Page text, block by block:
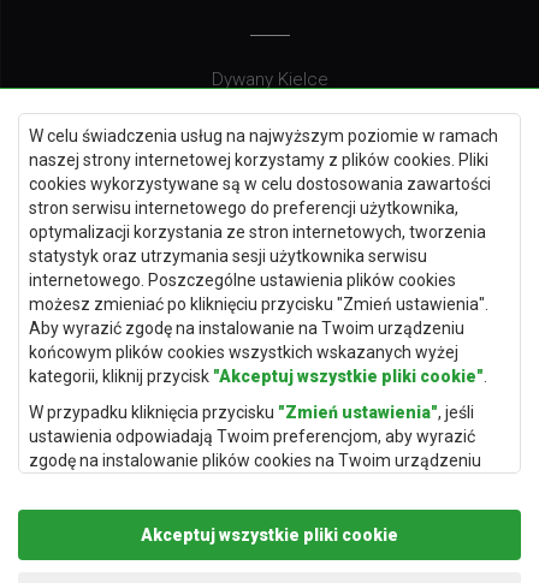
W celu świadczenia usług na najwyższym poziomie w ramach
naszej strony internetowej korzystamy z plików cookies. Pliki
cookies wykorzystywane są w celu dostosowania zawartości
stron serwisu internetowego do preferencji użytkownika,
optymalizacji korzystania ze stron internetowych, tworzenia
statystyk oraz utrzymania sesji użytkownika serwisu
internetowego. Poszczególne ustawienia plików cookies
możesz zmieniać po kliknięciu przycisku "Zmień ustawienia".
Aby wyrazić zgodę na instalowanie na Twoim urządzeniu
końcowym plików cookies wszystkich wskazanych wyżej
kategorii, kliknij przycisk "Akceptuj wszystkie pliki cookie"
W przypadku kliknięcia przycisku "Zmień ustawienia", jeśli
ustawienia odpowiadają Twoim preferencjom, aby wyrazić
zgodę na instalowanie plików cookies na Twoim urządzeniu
"Zapisz i zaakceptuj".
Podstawą przetwarzania danych osobowych, w zakresie w
Akceptuj wszystkie pliki cookie
Dywany Kielce
Dywany Gdańsk
Dywany Toruń
Dywany Bydgoszcz
Dywany Łódź
Dywany Katowice
Dywany Rzeszów
Dywany Częstochowa